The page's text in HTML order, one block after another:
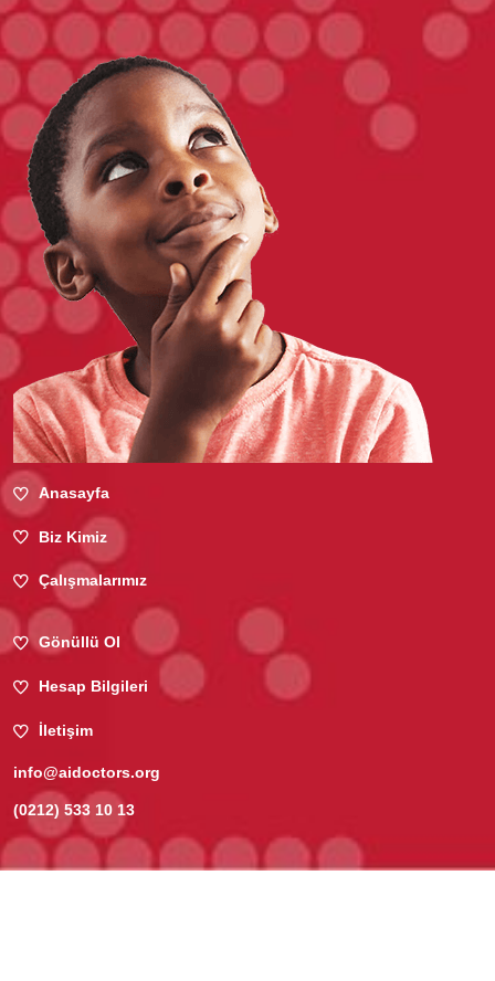
Anasayfa
Biz Kimiz
Çalışmalarımız
Gönüllü Ol
Hesap Bilgileri
İletişim
info@aidoctors.org
(0212) 533 10 13